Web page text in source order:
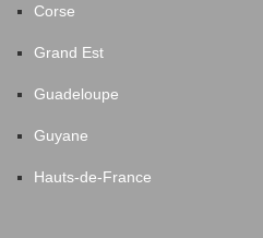
Corse
Grand Est
Guadeloupe
Guyane
Hauts-de-France